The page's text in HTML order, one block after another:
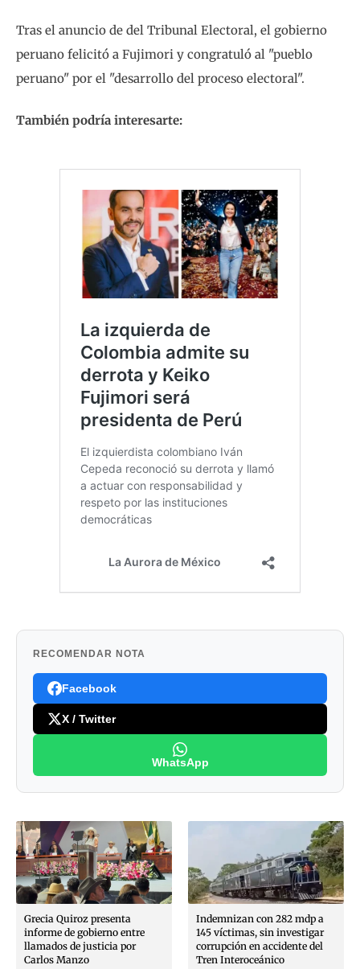
Tras el anuncio de del Tribunal Electoral, el gobierno
peruano felicitó a Fujimori y congratuló al "pueblo
peruano" por el "desarrollo del proceso electoral".
También podría interesarte:
RECOMENDAR NOTA
Facebook
X / Twitter
WhatsApp
Grecia Quiroz presenta
informe de gobierno entre
llamados de justicia por
Carlos Manzo
Indemnizan con 282 mdp a
145 víctimas, sin investigar
corrupción en accidente del
Tren Interoceánico